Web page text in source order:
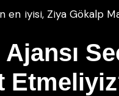
en iyisi, Ziya Gökalp
Ajansı